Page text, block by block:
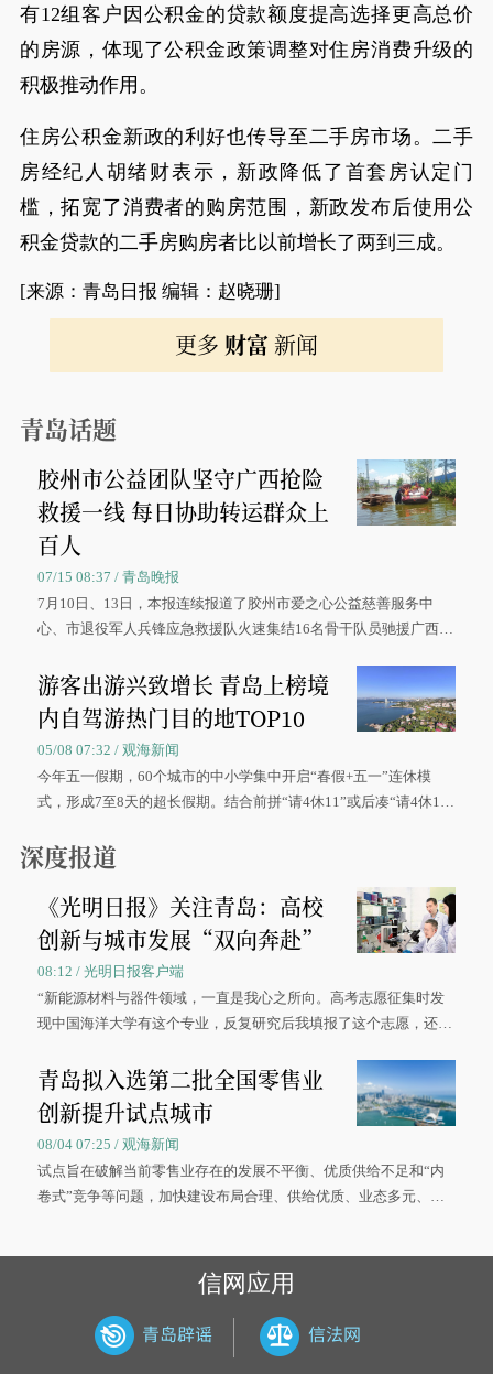
有12组客户因公积金的贷款额度提高选择更高总价
的房源，体现了公积金政策调整对住房消费升级的
积极推动作用。
住房公积金新政的利好也传导至二手房市场。二手
房经纪人胡绪财表示，新政降低了首套房认定门
槛，拓宽了消费者的购房范围，新政发布后使用公
积金贷款的二手房购房者比以前增长了两到三成。
[来源：青岛日报 编辑：赵晓珊]
更多 财富 新闻
青岛话题
胶州市公益团队坚守广西抢险
救援一线 每日协助转运群众上
百人
07/15 08:37 / 青岛晚报
7月10日、13日，本报连续报道了胶州市爱之心公益慈善服务中
心、市退役军人兵锋应急救援队火速集结16名骨干队员驰援广西灾
游客出游兴致增长 青岛上榜境
内自驾游热门目的地TOP10
05/08 07:32 / 观海新闻
今年五一假期，60个城市的中小学集中开启“春假+五一”连休模
式，形成7至8天的超长假期。结合前拼“请4休11”或后凑“请4休1
深度报道
《光明日报》关注青岛：高校
创新与城市发展“双向奔赴”
08:12 / 光明日报客户端
“新能源材料与器件领域，一直是我心之所向。高考志愿征集时发
现中国海洋大学有这个专业，反复研究后我填报了这个志愿，还真
大学材料科学与工程学院材料类专业的录取通知书。
青岛拟入选第二批全国零售业
创新提升试点城市
08/04 07:25 / 观海新闻
试点旨在破解当前零售业存在的发展不平衡、优质供给不足和“内
卷式”竞争等问题，加快建设布局合理、供给优质、业态多元、智
信网应用